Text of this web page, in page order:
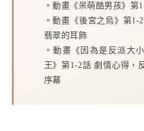
。動畫《呆萌酷男孩》第
。動畫《後宮之烏》第1-
翡翠的耳飾
。動畫《因為是反派大
王》第1-2話 劇情心得，
序幕